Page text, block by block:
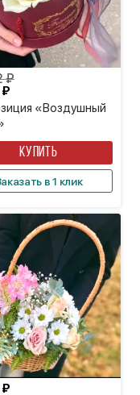
«Воздушный
₽
₽
КУПИТЬ
в 1 клик
₽